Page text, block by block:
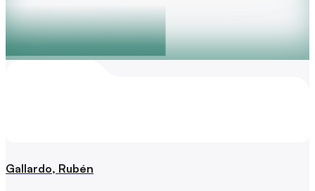
Gallardo, Rubén